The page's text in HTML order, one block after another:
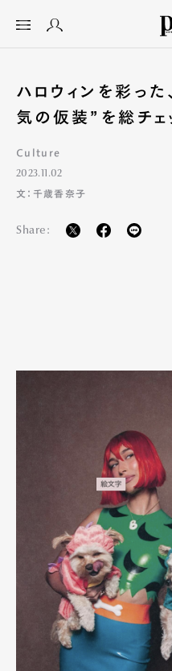
ハロウィンを彩った
気の仮装”を総チェ
Culture
2023.11.02
文：千歳香奈子
Share: